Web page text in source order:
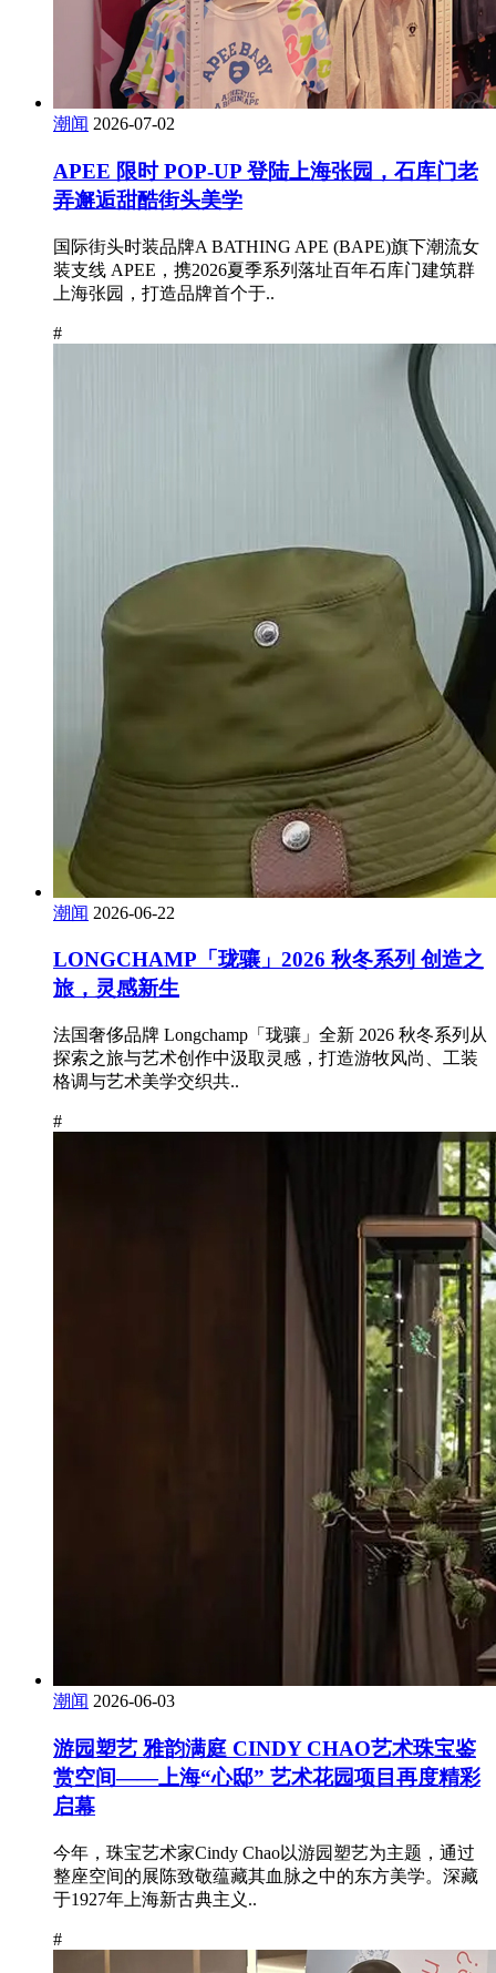
潮闻 2026-07-02
APEE 限时 POP-UP 登陆上海张园，石库门老
弄邂逅甜酷街头美学
国际街头时装品牌A BATHING APE (BAPE)旗下潮流女
装支线 APEE，携2026夏季系列落址百年石库门建筑群
上海张园，打造品牌首个于..
#
潮闻 2026-06-22
LONGCHAMP「珑骧」2026 秋冬系列 创造之
旅，灵感新生
法国奢侈品牌 Longchamp「珑骧」全新 2026 秋冬系列从
探索之旅与艺术创作中汲取灵感，打造游牧风尚、工装
格调与艺术美学交织共..
#
潮闻 2026-06-03
游园塑艺 雅韵满庭 CINDY CHAO艺术珠宝鉴
赏空间——上海“心邸” 艺术花园项目再度精彩
启幕
今年，珠宝艺术家Cindy Chao以游园塑艺为主题，通过
整座空间的展陈致敬蕴藏其血脉之中的东方美学。深藏
于1927年上海新古典主义..
#